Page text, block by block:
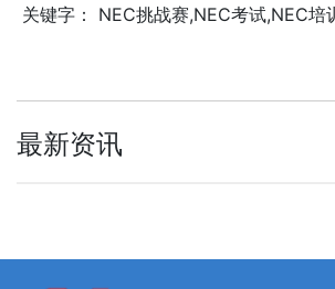
关键字： NEC挑战赛,NEC考试,NEC培
最新资讯